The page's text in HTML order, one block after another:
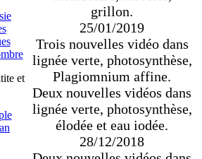
et
grillon.
25/01/2019
Trois nouvelles vidéo dans
lignée verte, photosynthèse,
Plagiomnium affine.
Deux nouvelles vidéos dans
lignée verte, photosynthèse,
élodée et eau iodée.
28/12/2018